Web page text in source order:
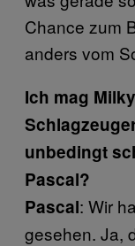
Chance zum
anders vom
Ich mag
unbedingt
Pascal?
Pascal: Wir
gesehen. Ja,